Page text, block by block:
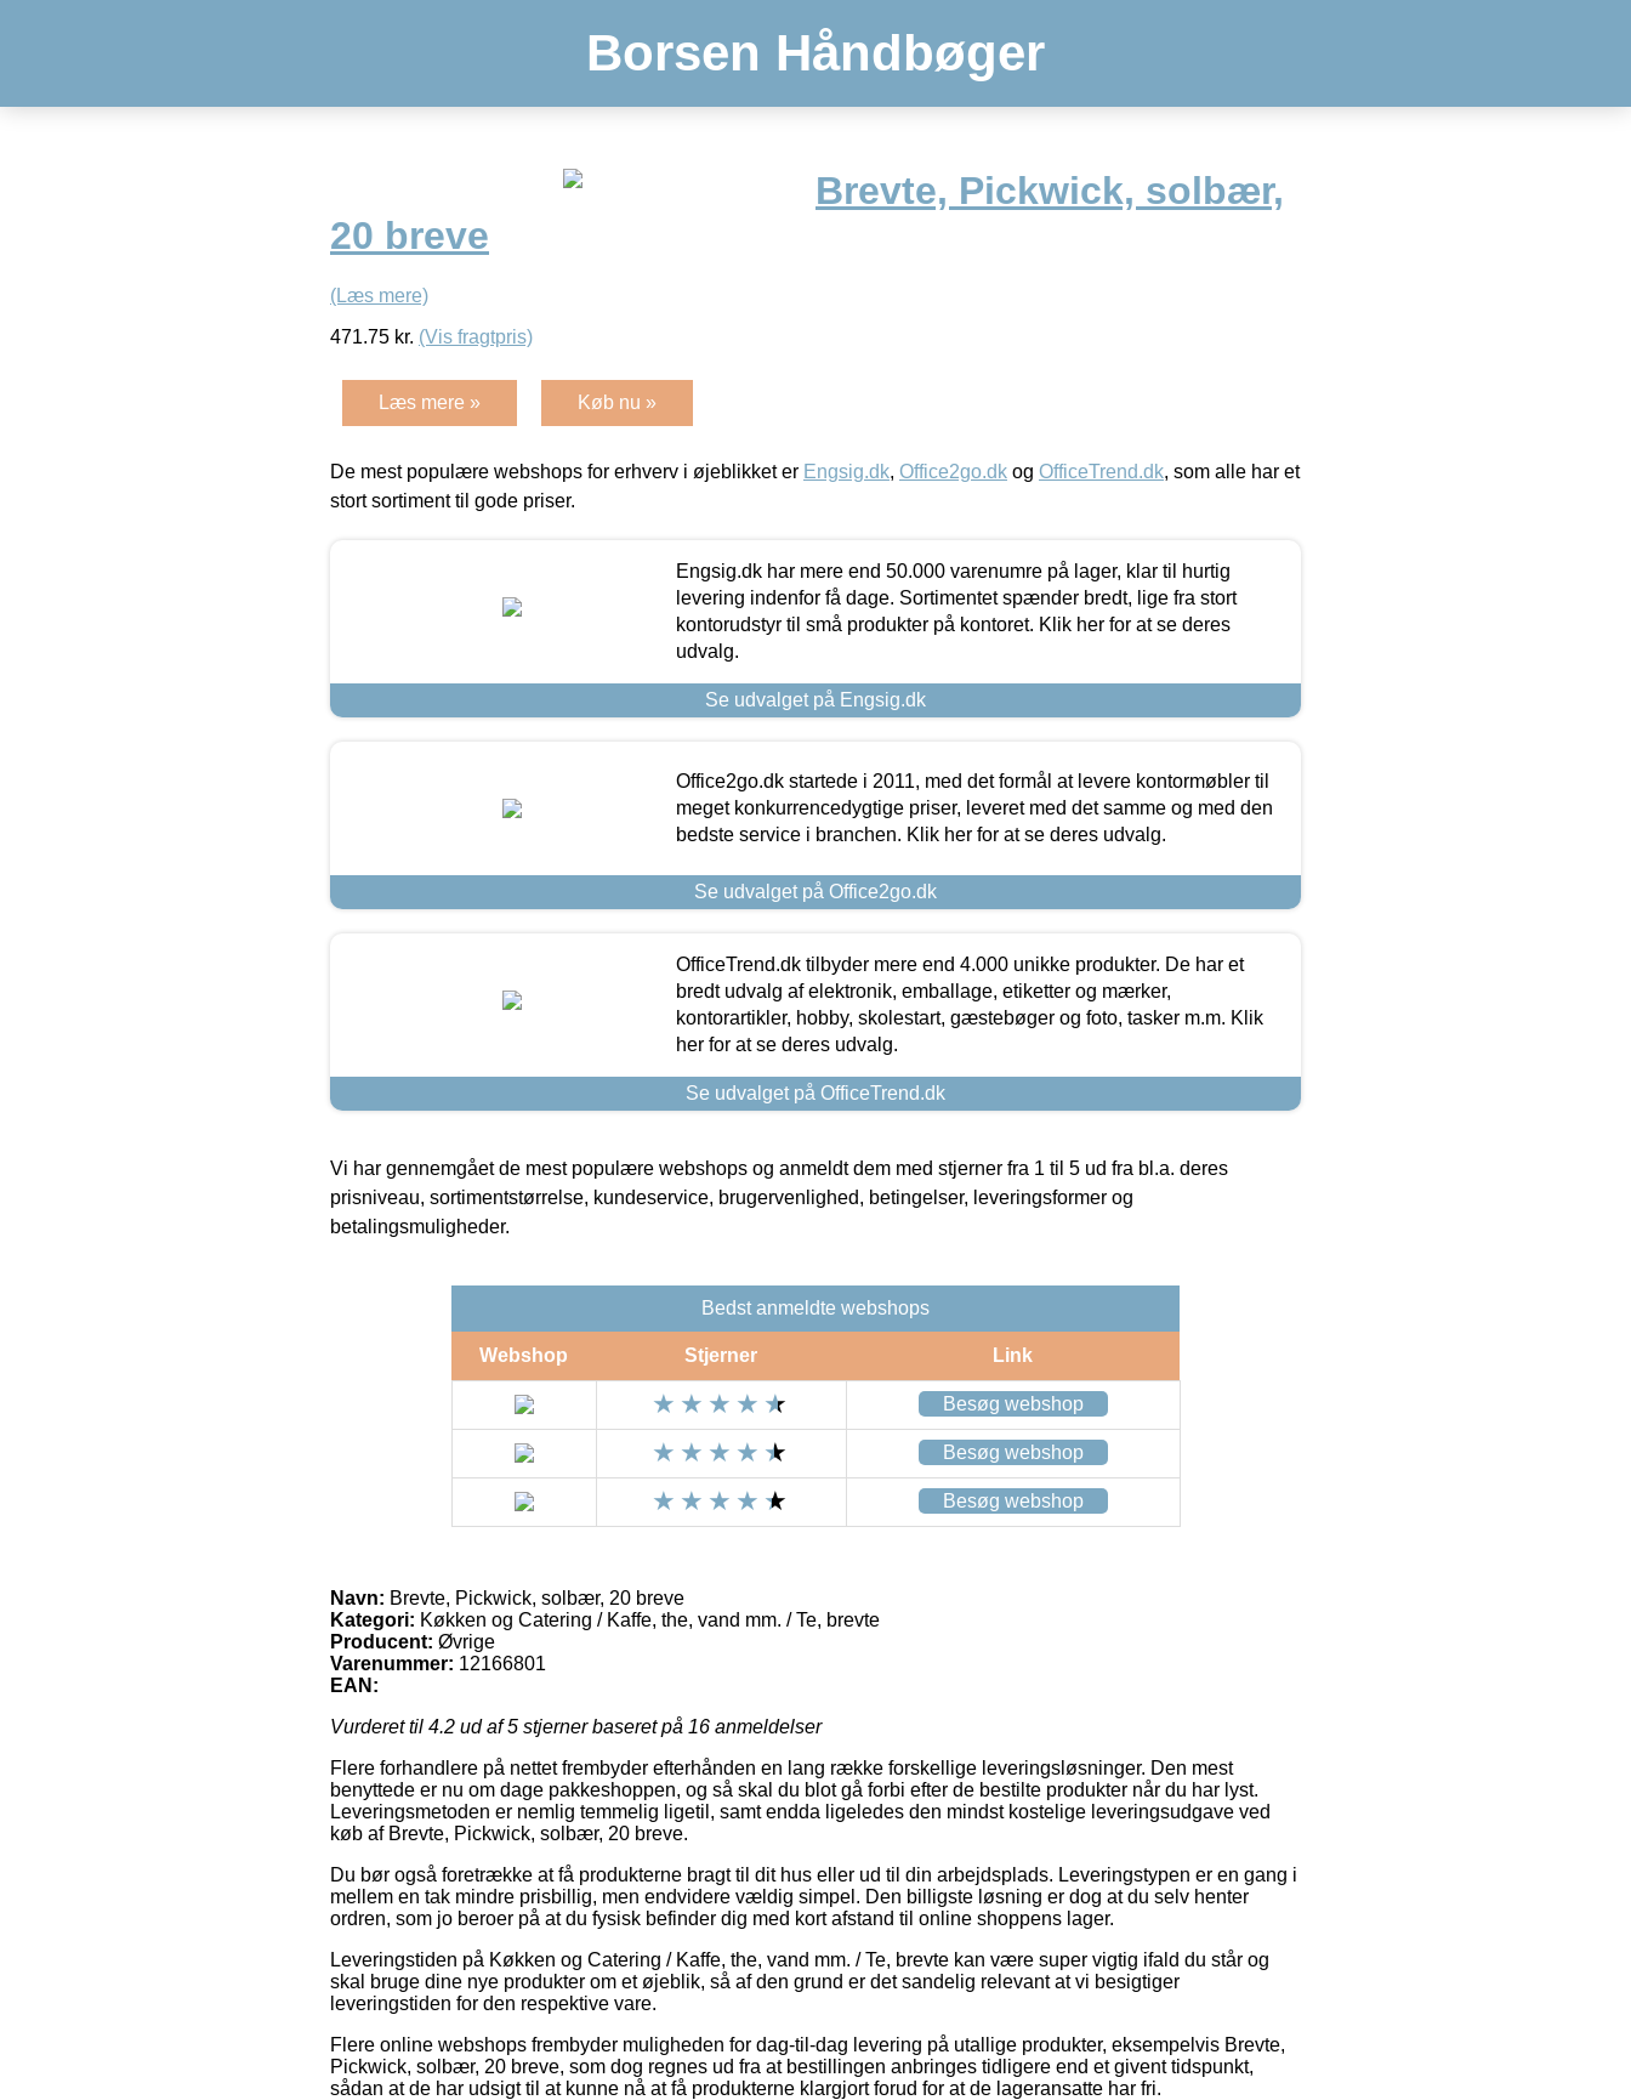
Borsen Håndbøger
Brevte, Pickwick, solbær,
20 breve
(Læs mere)
471.75 kr. (Vis fragtpris)
Læs mere » Køb nu »
De mest populære webshops for erhverv i øjeblikket er Engsig.dk, Office2go.dk og OfficeTrend.dk, som alle har et
stort sortiment til gode priser.
Engsig.dk har mere end 50.000 varenumre på lager, klar til hurtig
levering indenfor få dage. Sortimentet spænder bredt, lige fra stort
kontorudstyr til små produkter på kontoret. Klik her for at se deres
udvalg.
Se udvalget på Engsig.dk
Office2go.dk startede i 2011, med det formål at levere kontormøbler til
meget konkurrencedygtige priser, leveret med det samme og med den
bedste service i branchen. Klik her for at se deres udvalg.
Se udvalget på Office2go.dk
OfficeTrend.dk tilbyder mere end 4.000 unikke produkter. De har et
bredt udvalg af elektronik, emballage, etiketter og mærker,
kontorartikler, hobby, skolestart, gæstebøger og foto, tasker m.m. Klik
her for at se deres udvalg.
Se udvalget på OfficeTrend.dk
Vi har gennemgået de mest populære webshops og anmeldt dem med stjerner fra 1 til 5 ud fra bl.a. deres
prisniveau, sortimentstørrelse, kundeservice, brugervenlighed, betingelser, leveringsformer og
betalingsmuligheder.
Bedst anmeldte webshops
Webshop Stjerner Link
Besøg webshop
Besøg webshop
Besøg webshop
Navn: Brevte, Pickwick, solbær, 20 breve
Kategori: Køkken og Catering / Kaffe, the, vand mm. / Te, brevte
Producent: Øvrige
Varenummer: 12166801
EAN:
Vurderet til 4.2 ud af 5 stjerner baseret på 16 anmeldelser
Flere forhandlere på nettet frembyder efterhånden en lang række forskellige leveringsløsninger. Den mest
benyttede er nu om dage pakkeshoppen, og så skal du blot gå forbi efter de bestilte produkter når du har lyst.
Leveringsmetoden er nemlig temmelig ligetil, samt endda ligeledes den mindst kostelige leveringsudgave ved
køb af Brevte, Pickwick, solbær, 20 breve.
Du bør også foretrække at få produkterne bragt til dit hus eller ud til din arbejdsplads. Leveringstypen er en gang i
mellem en tak mindre prisbillig, men endvidere vældig simpel. Den billigste løsning er dog at du selv henter
ordren, som jo beroer på at du fysisk befinder dig med kort afstand til online shoppens lager.
Leveringstiden på Køkken og Catering / Kaffe, the, vand mm. / Te, brevte kan være super vigtig ifald du står og
skal bruge dine nye produkter om et øjeblik, så af den grund er det sandelig relevant at vi besigtiger
leveringstiden for den respektive vare.
Flere online webshops frembyder muligheden for dag-til-dag levering på utallige produkter, eksempelvis Brevte,
Pickwick, solbær, 20 breve, som dog regnes ud fra at bestillingen anbringes tidligere end et givent tidspunkt,
sådan at de har udsigt til at kunne nå at få produkterne klargjort forud for at de lageransatte har fri.